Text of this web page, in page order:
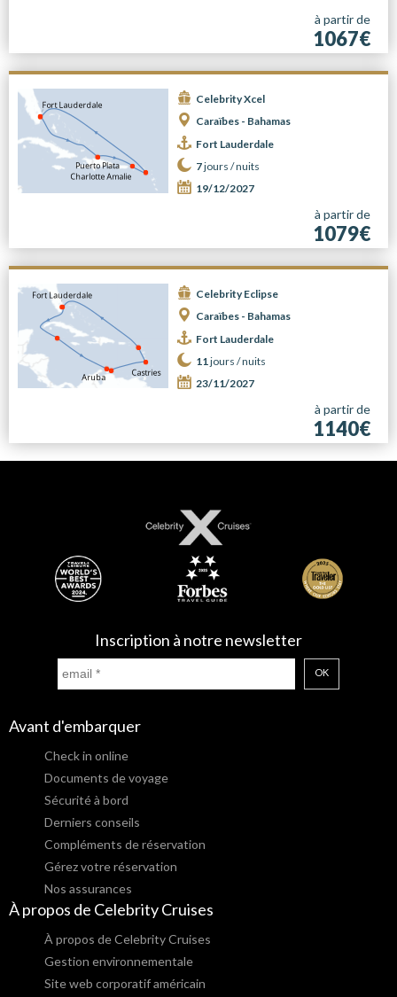
à partir de
1067€
Celebrity Xcel
Caraïbes - Bahamas
Fort Lauderdale
7jours /nuits
19/12/2027
à partir de
1079€
Celebrity Eclipse
Caraïbes - Bahamas
Fort Lauderdale
11 jours /nuits
23/11/2027
à partir de
1140€
Inscription à notre newsletter
OK
Avant d'embarquer
Check in online
Documents de voyage
Sécurité à bord
Derniers conseils
Compléments de réservation
Gérez votre réservation
Nos assurances
À propos de Celebrity Cruises
À propos de Celebrity Cruises
Gestion environnementale
Site web corporatif américain